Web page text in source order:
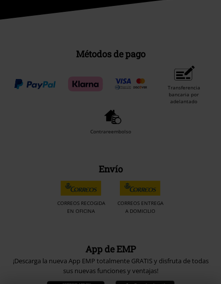
Métodos de pago
Transferencia
bancaria por
adelantado
Contrareembolso
Envío
CORREOS RECOGIDA
EN OFICINA
CORREOS ENTREGA
A DOMICILIO
App de EMP
¡Descarga la nueva App EMP totalmente GRATIS y disfruta de todas
sus nuevas funciones y ventajas!